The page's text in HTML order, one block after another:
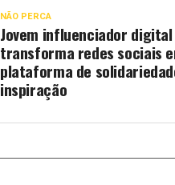
NÃO PERCA
Jovem influenciador digital
transforma redes sociais
plataforma de
inspiração